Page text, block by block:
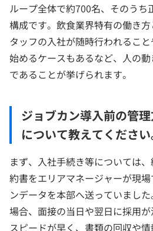
ループ全体で約700名、そのうち
構成です。飲食業界特有の働き
タッフの入社が随時行われるこ
始めるケースもあるなど、人の
であることが挙げられます。
ジョブカン導入前の管
について教えてください
まず、入社手続き等については
約書をエリアマネージャーが現
ンデータを本部へ送っていまし
場合、面接の当日や翌日に採用
スピードが早く、書類の回収や情